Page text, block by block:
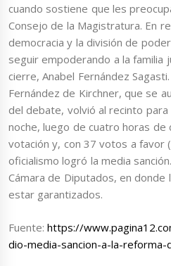
cuando sostiene que les
Consejo de la Magistratura. En
democracia y la división de
seguir empoderando a la familia
cierre, Anabel Fernández
Fernández de Kirchner, que se
del debate, volvió al recinto para
noche, luego de cuatro horas de
votación y, con 37 votos a favor
oficialismo logró la media
Cámara de Diputados, en
estar garantizados.
Fuente:https://
dio-media-sancion-a-la-